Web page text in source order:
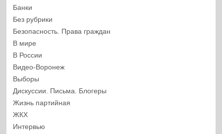
Банки
Без рубрики
Безопасность. Права граждан
В мире
В России
Видео-Воронеж
Выборы
Дискуссии. Письма. Блогеры
Жизнь партийная
ЖКХ
Интервью